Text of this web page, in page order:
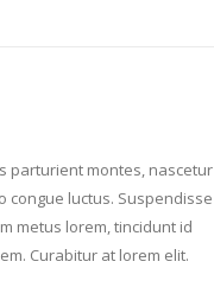
parturient montes, nascetur
congue luctus. Suspendisse
metus lorem, tincidunt id
Curabitur at lorem elit.